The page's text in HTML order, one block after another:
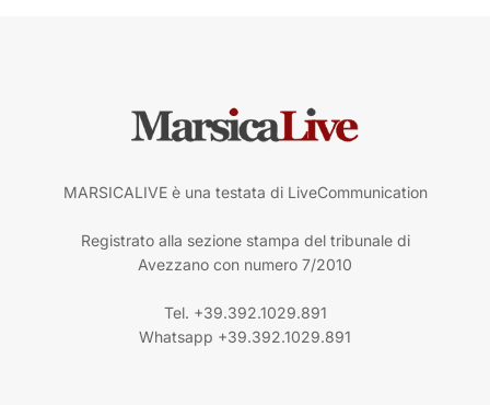
MARSICALIVE è una testata di LiveCommunication
Registrato alla sezione stampa del tribunale di
Avezzano con numero 7/2010
Tel. +39.392.1029.891
Whatsapp +39.392.1029.891